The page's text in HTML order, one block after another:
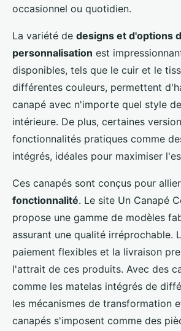
occasionnel ou quotidien.
La variété de designs et d'options
personnalisation est
disponibles, tels que le cuir et le
différentes couleurs, permettent
canapé avec n'importe quel style
intérieure. De plus, certaines
fonctionnalités pratiques comme
intégrés, idéales pour maximiser
Ces canapés sont conçus pour allier
fonctionnalité. Le site Un Canapé
propose une gamme de modèles
assurant une qualité irréprochable.
paiement flexibles et la livraison
l'attrait de ces produits. Avec des
comme les matelas intégrés de
les mécanismes de transformation
canapés s'imposent comme des